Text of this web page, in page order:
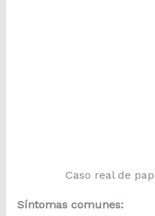
Caso real de
Síntomas comunes: